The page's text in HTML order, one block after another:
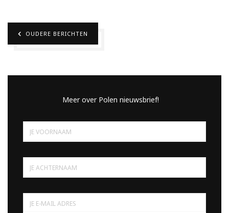
OUDERE BERICHTEN
Meer over Polen nieuwsbrief!